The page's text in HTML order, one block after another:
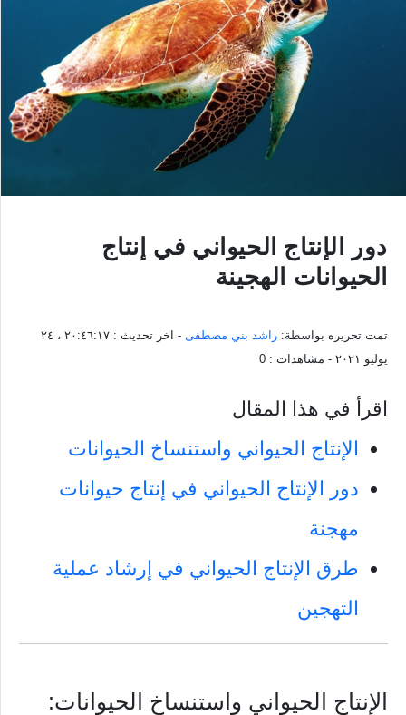
دور الإنتاج الحيواني في إنتاج
الحيوانات الهجينة
تمت تحريره بواسطة: راشد بني مصطفى - اخر تحديث :
٢٠:٤٦:١٧ ، ٢٤
يوليو ٢٠٢١
- مشاهدات : 0
اقرأ في هذا المقال
الإنتاج الحيواني واستنساخ الحيوانات
دور الإنتاج الحيواني في إنتاج حيوانات
مهجنة
طرق الإنتاج الحيواني في إرشاد عملية
التهجين
الإنتاج الحيواني واستنساخ الحيوانات: